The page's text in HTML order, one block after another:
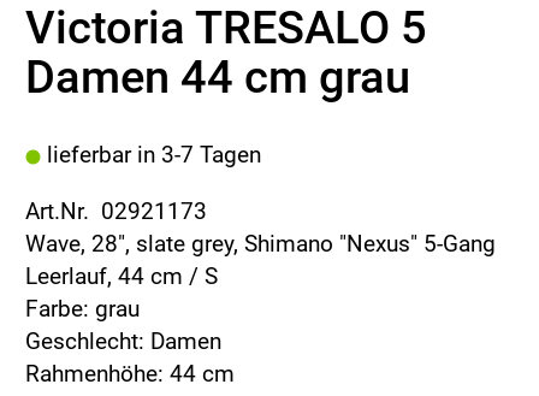
Victoria TRESALO 5
Damen 44 cm grau
lieferbar in 3-7 Tagen
Art.Nr. 02921173
Wave, 28", slate grey, Shimano "Nexus" 5-Gang
Leerlauf, 44 cm / S
Farbe: grau
Geschlecht: Damen
Rahmenhöhe: 44 cm